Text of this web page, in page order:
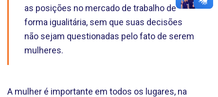
as posições no mercado de trabalho de
forma igualitária, sem que suas decisões
não sejam questionadas pelo fato de serem
mulheres.
A mulher é importante em todos os lugares, na